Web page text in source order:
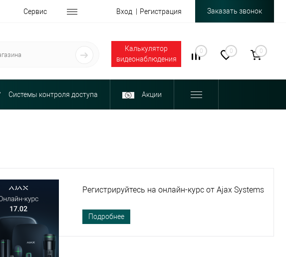
Сервис Вход Регистрация Заказать звонок
Калькулятор
видеонаблюдения
0 0 0
Системы контроля доступа Акции
Регистрируйтесь на онлайн-курс от Ajax Systems
Подробнее